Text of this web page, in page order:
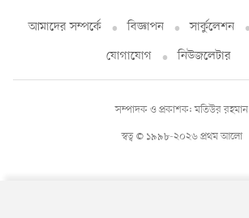
আমাদের সম্পর্কে বিজ্ঞাপন সার্কুলেশন
যোগাযোগ
নিউজলেটার
স্বত্ব © ১৯৯৮-২০২৬ প্রথম আলো
সম্পাদক ও প্রকাশক: মতিউর রহমান